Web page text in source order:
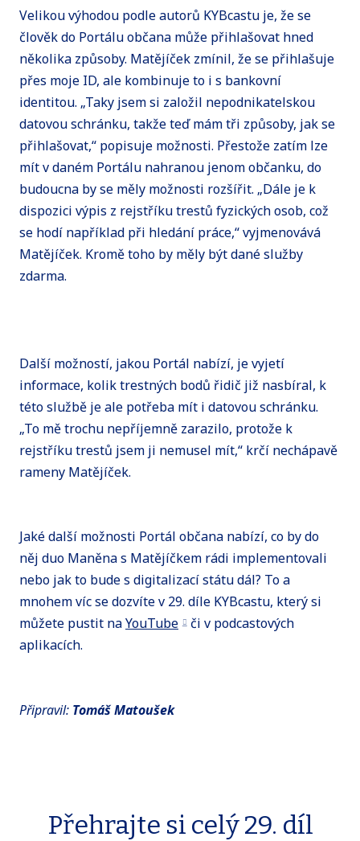
Velikou výhodou podle autorů KYBcastu je, že se
člověk do Portálu občana může přihlašovat hned
několika způsoby. Matějíček zmínil, že se přihlašuje
přes moje ID, ale kombinuje to i s bankovní
identitou. „Taky jsem si založil nepodnikatelskou
datovou schránku, takže teď mám tři způsoby, jak se
přihlašovat,“ popisuje možnosti. Přestože zatím lze
mít v daném Portálu nahranou jenom občanku, do
budoucna by se měly možnosti rozšířit. „Dále je k
dispozici výpis z rejstříku trestů fyzických osob, což
se hodí například při hledání práce,“ vyjmenovává
Matějíček. Kromě toho by měly být dané služby
zdarma.
Další možností, jakou Portál nabízí, je vyjetí
informace, kolik trestných bodů řidič již nasbíral, k
této službě je ale potřeba mít i datovou schránku.
„To mě trochu nepříjemně zarazilo, protože k
rejstříku trestů jsem ji nemusel mít,“ krčí nechápavě
rameny Matějíček.
Jaké další možnosti Portál občana nabízí, co by do
něj duo Maněna s Matějíčkem rádi implementovali
nebo jak to bude s digitalizací státu dál? To a
mnohem víc se dozvíte v 29. díle KYBcastu, který si
můžete pustit naYouTube či v podcastových
aplikacích.
Připravil: Tomáš Matoušek
Přehrajte si celý 29. díl